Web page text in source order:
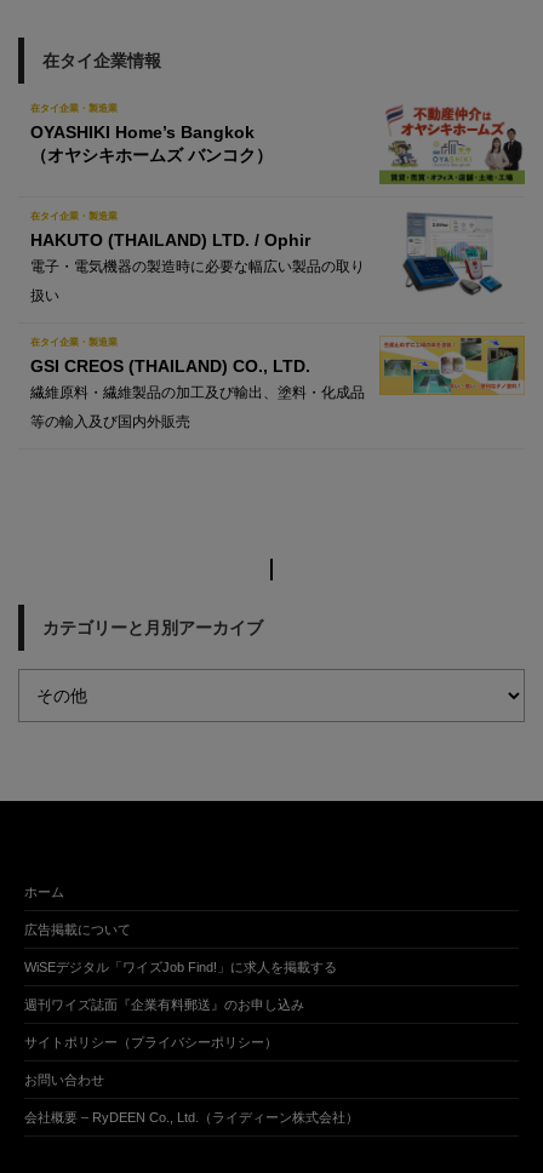
在タイ企業情報
在タイ企業・製造業
OYASHIKI Home’s Bangkok
（オヤシキホームズ バンコク）
在タイ企業・製造業
HAKUTO (THAILAND) LTD. / Ophir
電子・電気機器の製造時に必要な幅広い製品の取り
扱い
在タイ企業・製造業
GSI CREOS (THAILAND) CO., LTD.
繊維原料・繊維製品の加工及び輸出、塗料・化成品
等の輸入及び国内外販売
カテゴリーと月別アーカイブ
ホーム
広告掲載について
WiSEデジタル「ワイズJob Find!」に求人を掲載する
週刊ワイズ誌面『企業有料郵送』のお申し込み
サイトポリシー（プライバシーポリシー）
お問い合わせ
会社概要 – RyDEEN Co., Ltd.（ライディーン株式会社）